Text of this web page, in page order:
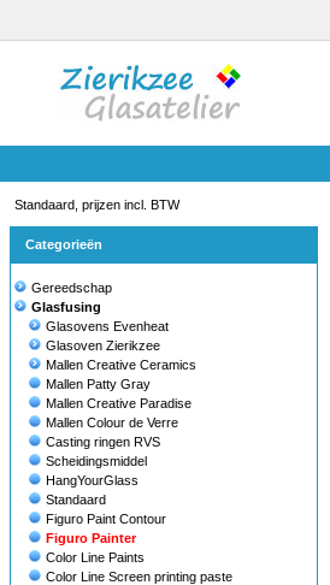
Standaard, prijzen incl. BTW
Categorieën
Gereedschap
Glasfusing
Glasovens Evenheat
Glasoven Zierikzee
Mallen Creative Ceramics
Mallen Patty Gray
Mallen Creative Paradise
Mallen Colour de Verre
Casting ringen RVS
Scheidingsmiddel
HangYourGlass
Standaard
Figuro Paint Contour
Figuro Painter
Color Line Paints
Color Line Screen printing paste